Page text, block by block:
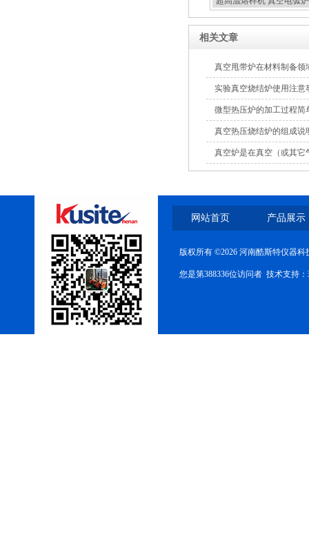
相关文章
真空甩带炉在材料制备领
实验真空烧结炉使用注意
微型热压炉的加工过程简
真空热压烧结炉的组成说
真空炉是在真空（或其
网站首页 产品展示
版权所有 ©2026 河南酷斯特仪器
您是第388336位访问者 技术支持：